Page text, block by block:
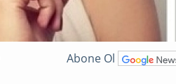
Abone Ol